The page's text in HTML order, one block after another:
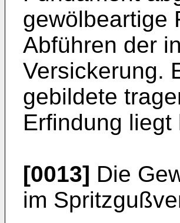
gewölbeartige
Abführen der
Versickerung.
gebildete
Erfindung
[0013] Die
im